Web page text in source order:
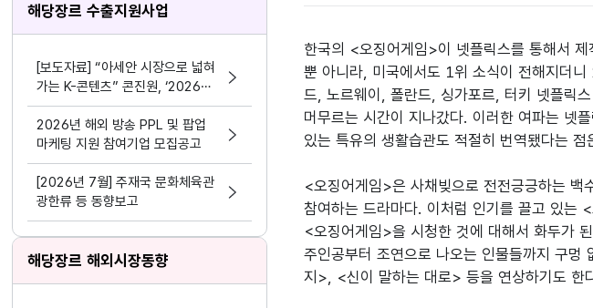
해당장르 수출지원사업
[보도자료] “아세안 시장으로 넓혀
가는 K-콘텐츠” 콘진원, ‘2026
한-아세안 K-콘텐츠 비즈위크’성공
적 마무리
2026년 해외 방송 PPL 및 팝업
마케팅 지원 참여기업 모집공고
[2026년 7월] 주재국 문화체육관
광한류 등 동향보고
해당장르 해외시장동향
한국의 <오징어게임>이 넷플릭스를 통해서
뿐 아니라, 미국에서도 1위 소식이 전해지더
드, 노르웨이, 폴란드, 싱가포르, 터키 넷플릭
머무르는 시간이 지나갔다. 이러한 여파는 넷
있는 특유의 생활습관도 적절히 번역됐다는
<오징어게임>은 사채빚으로 전전긍긍하는
참여하는 드라마다. 이처럼 인기를 끌고 있는
<오징어게임>을 시청한 것에 대해서 화두가
주인공부터 조연으로 나오는 인물들까지 구
지>, <신이 말하는 대로> 등을 연상하기도 한